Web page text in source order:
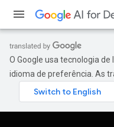
O Google usa tecnologia
idioma de preferência. As